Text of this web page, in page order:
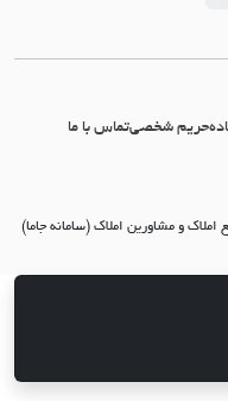
حریم شخصیتماس با ما